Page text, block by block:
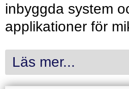
inbyggda system
applikationer för
Läs mer...